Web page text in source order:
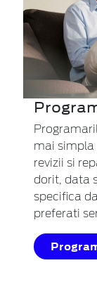
mai simpla
revizii si
dorit, data
specifica
preferati